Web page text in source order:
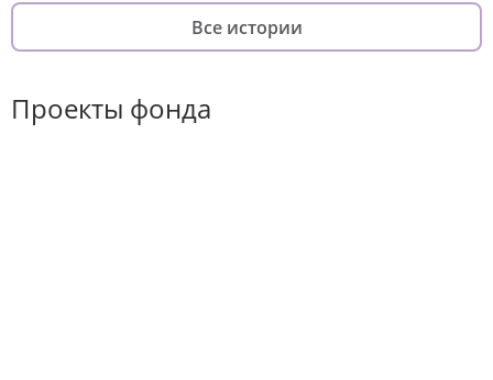
Все истории
Проекты фонда